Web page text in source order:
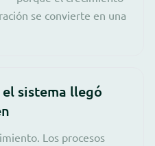
se convierte en una
sistema llegó
Los procesos